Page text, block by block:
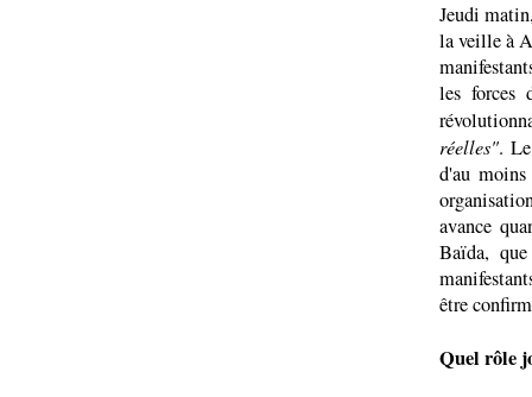
Jeudi
la veille à
les forces
réelles".
d'au
avance
Baïda,
être
Quel rôle